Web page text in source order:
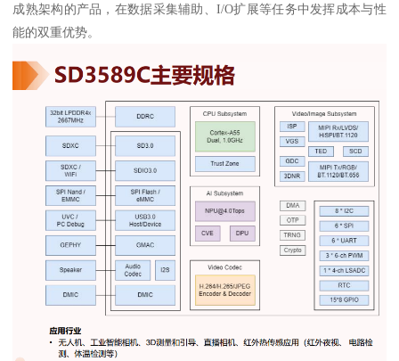
成熟架构的产品，在数据采集辅助、I/O扩展等任务中发挥成本与性
能的双重优势。